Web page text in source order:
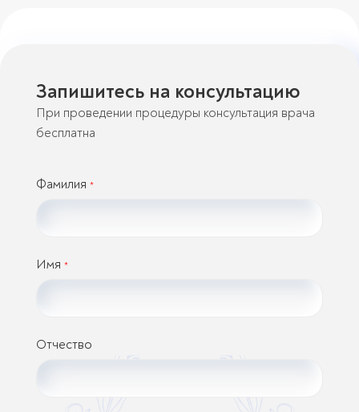
Запишитесь на консультацию
При проведении процедуры консультация врача
бесплатна
Фамилия *
Имя *
Отчество